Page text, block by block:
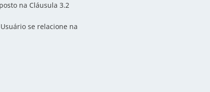
na Cláusula 3.2
se relacione na